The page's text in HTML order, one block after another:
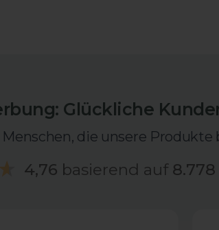
Glückliche
die unsere
4,76 basierend auf 8.778